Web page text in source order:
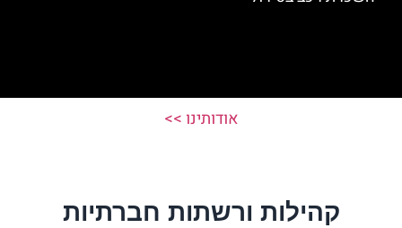
אודותינו >>
קהילות ורשתות חברתיות